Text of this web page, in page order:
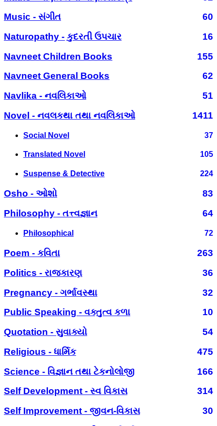
Music - સંગીત
60
Naturopathy - કુદરતી ઉપચાર
16
Navneet Children Books
155
Navneet General Books
62
Navlika - નવલિકાઓ
51
Novel - નવલકથા તથા નવલિકાઓ
1411
Social Novel 37
Translated Novel 105
Suspense & Detective 224
Osho - ઓશો
83
Philosophy - તત્ત્વજ્ઞાન
64
Philosophical 72
Poem - કવિતા
263
Politics - રાજકારણ
36
Pregnancy - ગર્ભાવસ્થા
32
Public Speaking - વક્તુત્વ કળા
10
Quotation - સુવાક્યો
54
Religious - ધાર્મિક
475
Science - વિજ્ઞાન તથા ટેકનોલોજી
166
Self Development - સ્વ વિકાસ
314
Self Improvement - જીવન-વિકાસ
30